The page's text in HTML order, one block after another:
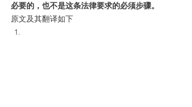
必要的，也不是这条法律要求的必须步骤。
原文及其翻译如下